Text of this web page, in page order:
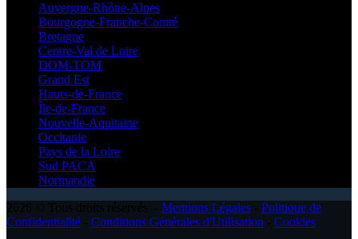
Auvergne-Rhône-Alpes
Bourgogne-Franche-Comté
Bretagne
Centre-Val de Loire
DOM-TOM
Grand Est
Hauts-de-France
Île-de-France
Nouvelle-Aquitaine
Occitanie
Pays de la Loire
Sud PACA
Normandie
Mentions Légales
Politique de
Confidentialité
Conditions Générales d'Utilisation
Cookies